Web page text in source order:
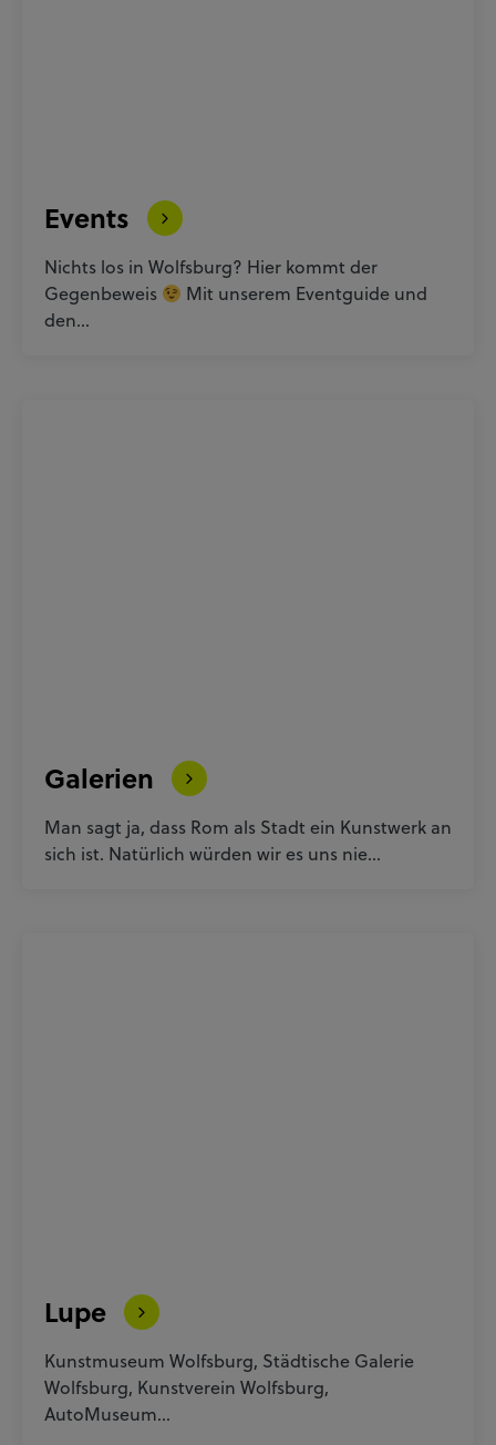
Events
Nichts los in Wolfsburg? Hier kommt der
Gegenbeweis
Mit unserem Eventguide und
den…
Galerien
Man sagt ja, dass Rom als Stadt ein Kunstwerk an
sich ist. Natürlich würden wir es uns nie…
Lupe
Kunstmuseum Wolfsburg, Städtische Galerie
Wolfsburg, Kunstverein Wolfsburg,
AutoMuseum…